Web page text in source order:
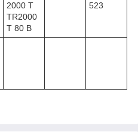
2000 T
TR2000
T 80 B
523